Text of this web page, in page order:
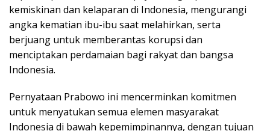
kemiskinan dan kelaparan di Indonesia, mengurangi
angka kematian ibu-ibu saat melahirkan, serta
berjuang untuk memberantas korupsi dan
menciptakan perdamaian bagi rakyat dan bangsa
Indonesia.
Pernyataan Prabowo ini mencerminkan komitmen
untuk menyatukan semua elemen masyarakat
Indonesia di bawah kepemimpinannya, dengan tujuan